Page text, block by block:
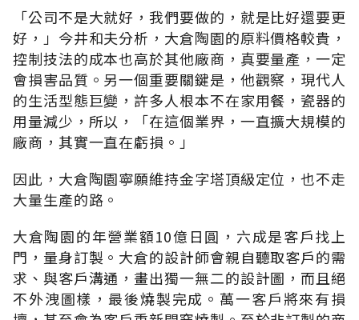
「公司不是大就好，我們要做的，就是比好還要更
好，」今井和夫分析，大倉陶園的原料價格較貴，
控制技法的成本也高於其他廠商，真要量產，一定
會損害品質。另一個重要關鍵是，他觀察，現代人
的生活型態巨變，許多人根本不在家用餐，瓷器的
用量減少，所以，「在這個業界，一直擴大規模的
廠商，其實一直在虧損。」
因此，大倉陶園寧願維持金字塔頂級定位，也不走
大量生產的路。
大倉陶園的年營業額10億日圓，六成是客戶找上
門，量身訂製。大倉的設計師會親自聽取客戶的需
求、與客戶溝通，畫出獨一無二的設計圖，而且絕
不外洩圖樣，最後燒製完成。萬一客戶將來有損